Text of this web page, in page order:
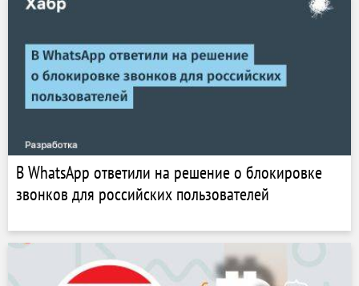
В WhatsApp ответили на решение о блокировке
звонков для российских пользователей